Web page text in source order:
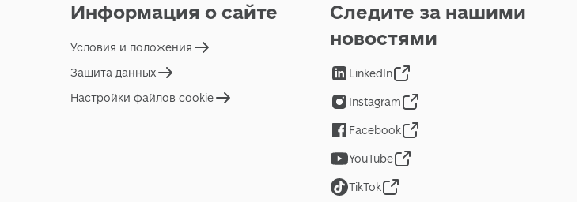
Информация о сайте
Условия и положения
Защита данных
Настройки файлов cookie
Следите за нашими
новостями
LinkedIn
Instagram
Facebook
YouTube
TikTok